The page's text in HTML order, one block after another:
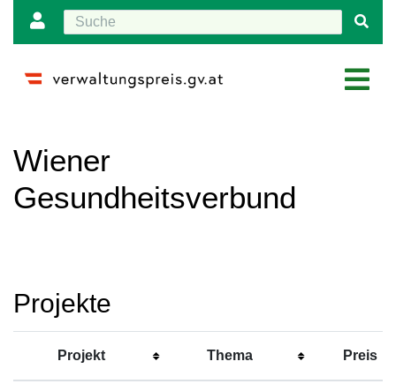
Wiener
Gesundheitsverbund
Projekte
Projekt Thema Preis